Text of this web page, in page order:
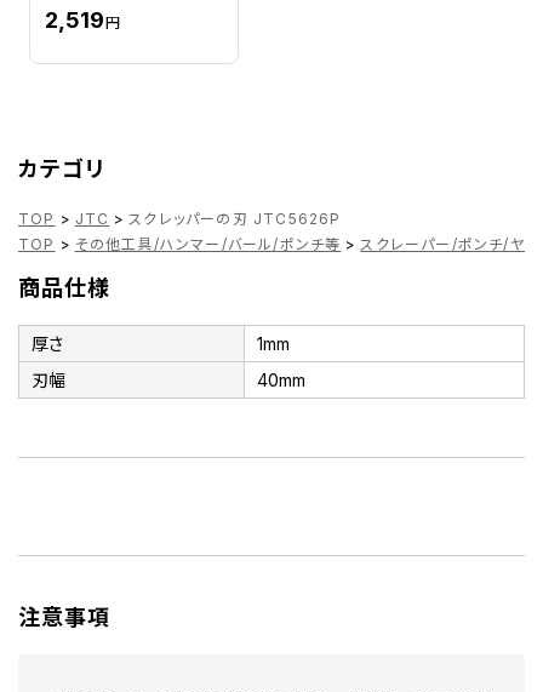
2,519円
カテゴリ
TOP > JTC > スクレッパーの刃 JTC5626P
TOP > その他工具/ハンマー/バール/ポンチ等 > スクレーパー/ポンチ/ヤス
商品仕様
厚さ
1mm
刃幅
40mm
注意事項